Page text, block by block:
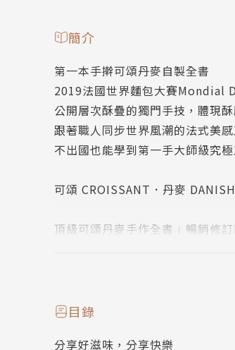
簡介
第一本手擀可頌丹麥自製全書
2019法國世界麵包大賽Mondial
公開層次酥疊的獨門手技，體現
跟著職人同步世界風潮的法式美感
不出國也能學到第一手大師級究極
可頌 CROISSANT．丹麥
頂級可頌丹麥手作全書﹛暢銷修訂
游東運
目錄
分享好滋味，分享快樂